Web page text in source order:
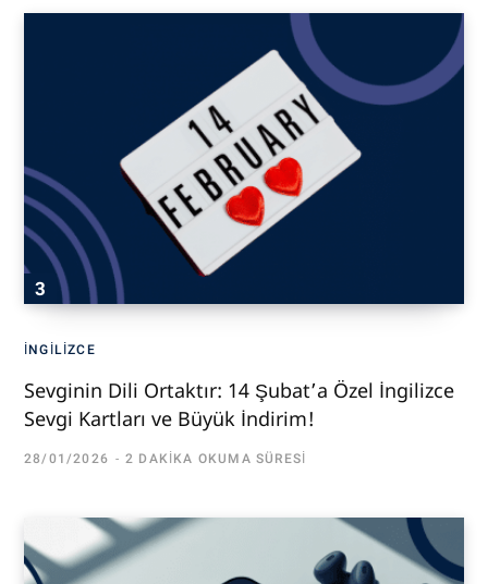
İNGILIZCE
Sevginin Dili Ortaktır: 14 Şubat’a Özel İngilizce
Sevgi Kartları ve Büyük İndirim!
28/01/2026 2 DAKIKA OKUMA SÜRESI